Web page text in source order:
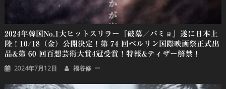
2024年韓国No.1大ヒットスリラー『破墓／パミョ』遂に日本上
陸！10/18（金）公開決定！第 74 回ベルリン国際映画祭正式出
品&第 60 回百想芸術大賞4冠受賞！特報&ティザー解禁！
2024年7月12日 福谷修